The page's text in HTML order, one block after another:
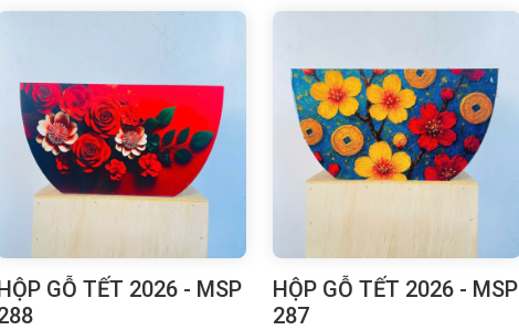
GỖ TẾT 2026 - MSP
HỘP GỖ TẾT 2026 - MSP
287